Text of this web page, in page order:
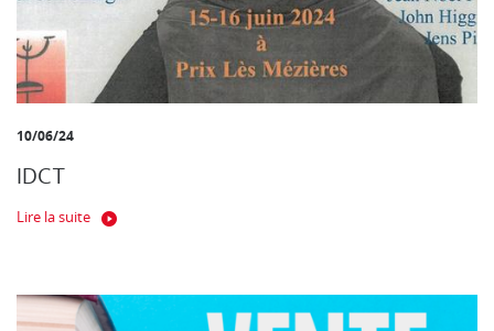
10/06/24
IDCT
Lire la suite